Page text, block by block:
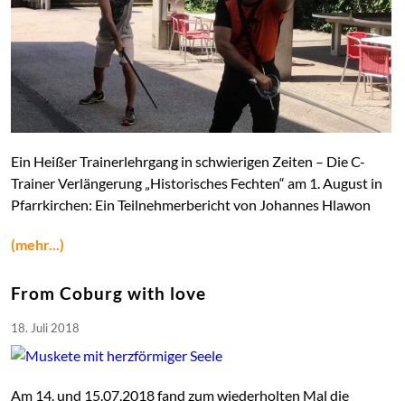
Ein Heißer Trainerlehrgang in schwierigen Zeiten – Die C-
Trainer Verlängerung „Historisches Fechten“ am 1. August in
Pfarrkirchen: Ein Teilnehmerbericht von Johannes Hlawon
(mehr...)
From Coburg with love
18. Juli 2018
Am 14. und 15.07.2018 fand zum wiederholten Mal die